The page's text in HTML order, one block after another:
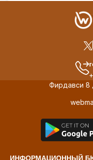
Фирдавси 8
ИНФОРМАЦИОННЫЙ